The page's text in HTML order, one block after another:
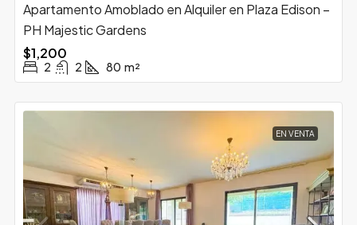
Apartamento Amoblado en Alquiler en Plaza Edison –
PH Majestic Gardens
$1,200
2 2 80 m²
EN VENTA